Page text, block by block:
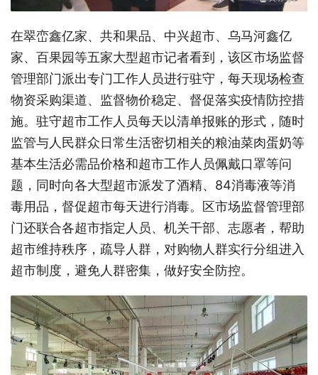
在翠峦鑫亿家、共和果品、中兴超市、乌马河鑫亿
家、百果园等五家大型超市记者看到，该区市场监督
管理部门派出专门工作人员进行驻守，每天现场检查
物资采购渠道、监督物价稳定、督促落实疫情防控措
施。驻守超市工作人员每天以清单报账的形式，随时
监管与人民群众日常生活密切相关的粮油菜肉蛋奶等
基本生活必需品价格和超市工作人员佩戴口罩等问
题，同时向各大型超市派发了酒精、84消毒液等消
毒用品，督促超市每天进行消毒。区市场监督管理部
门还联合各超市指定人员、机关干部、志愿者，帮助
超市维持秩序，疏导人群，对购物人群实行分组进入
超市制度，避免人群密集，做好安全防控。